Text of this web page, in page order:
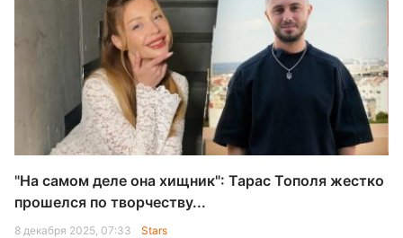
"На самом деле она хищник": Тарас Тополя жестко
прошелся по творчеству...
8 декабря 2025, 07:33 Stars